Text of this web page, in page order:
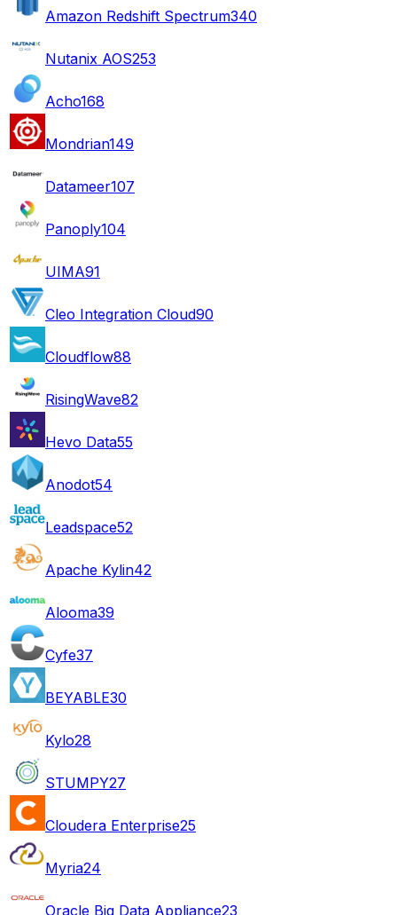
Amazon Redshift Spectrum340
Nutanix AOS253
Acho168
Mondrian149
Datameer107
Panoply104
UIMA91
Cleo Integration Cloud90
Cloudflow88
RisingWave82
Hevo Data55
Anodot54
Leadspace52
Apache Kylin42
Alooma39
Cyfe37
BEYABLE30
Kylo28
STUMPY27
Cloudera Enterprise25
Myria24
Oracle Big Data Appliance23